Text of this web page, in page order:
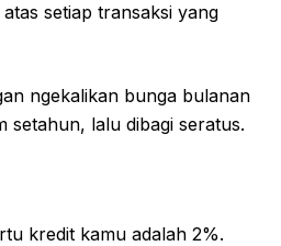
setiap transaksi yang
ngekalikan bunga bulanan
setahun, lalu dibagi seratus.
kredit kamu adalah 2%.